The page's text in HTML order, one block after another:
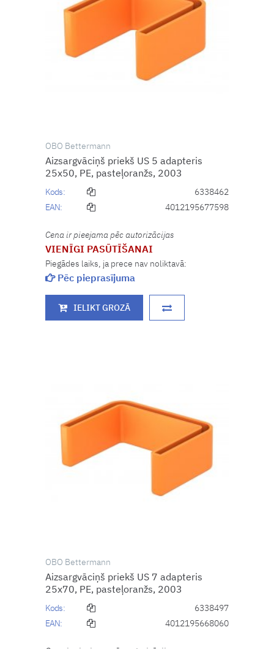
OBO Bettermann
Aizsargvāciņš priekš US 5 adapteris
25x50, PE, pasteļoranžs, 2003
Kods:
6338462
EAN:
4012195677598
Cena ir pieejama pēc autorizācijas
VIENĪGI PASŪTĪŠANAI
Piegādes laiks, ja prece nav noliktavā:
Pēc pieprasījuma
IELIKT GROZĀ
OBO Bettermann
Aizsargvāciņš priekš US 7 adapteris
25x70, PE, pasteļoranžs, 2003
Kods:
6338497
EAN:
4012195668060